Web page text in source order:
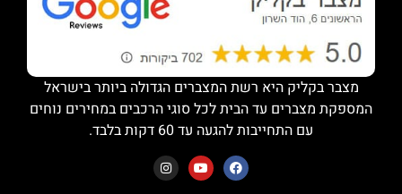
מצבר בקליק היא רשת המצברים הגדולה ביותר בישראל
המספקת מצברים עד הבית לכל סוגי הרכבים במחירים נוחים
עם התחייבות להגעה עד 60 דקות בלבד.